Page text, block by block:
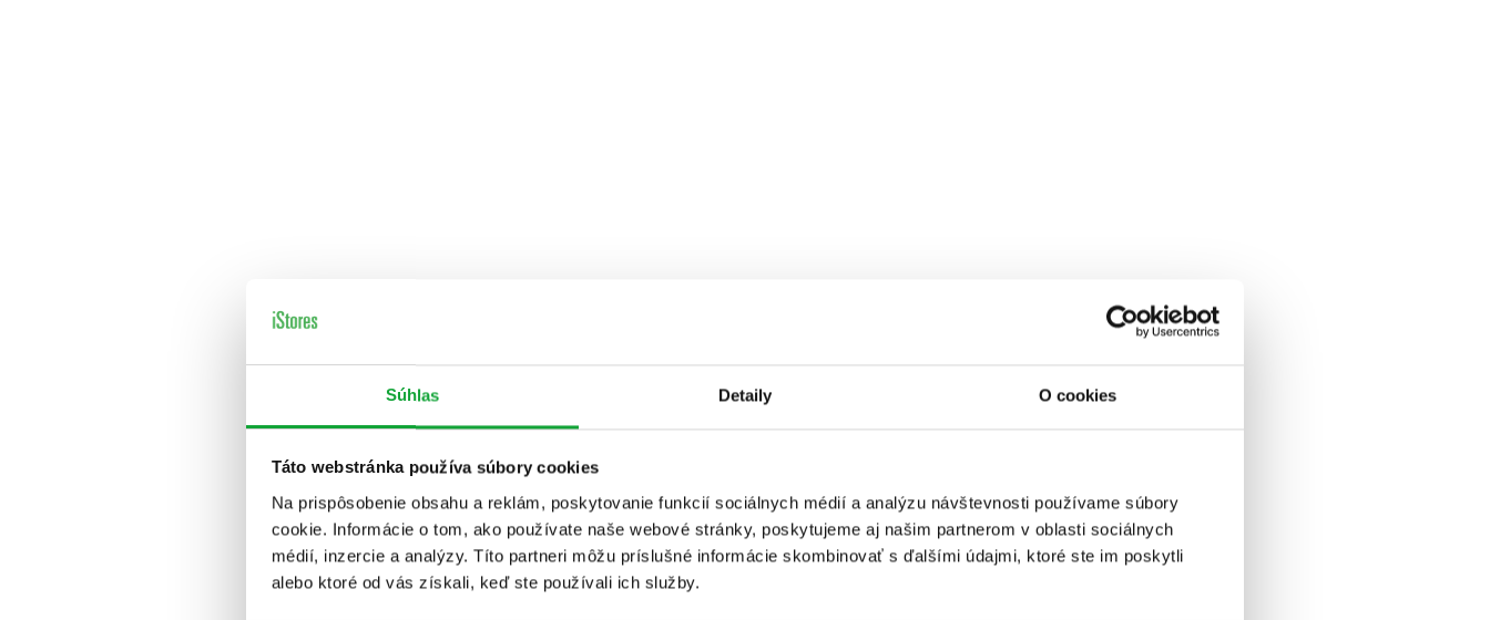
Súhlas Detaily O cookies
Táto webstránka používa súbory cookies
Na prispôsobenie obsahu a reklám, poskytovanie funkcií sociálnych médií a analýzu návštevnosti používame súbory
cookie. Informácie o tom, ako používate naše webové stránky, poskytujeme aj našim partnerom v oblasti sociálnych
médií, inzercie a analýzy. Títo partneri môžu príslušné informácie skombinovať s ďalšími údajmi, ktoré ste im poskytli
alebo ktoré od vás získali, keď ste používali ich služby.